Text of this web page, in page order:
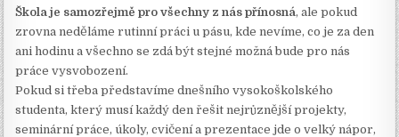
Škola je samozřejmě pro všechny z nás přínosná, ale pokud
zrovna neděláme rutinní práci u pásu, kde nevíme, co je za den
ani hodinu a všechno se zdá být stejné možná bude pro nás
práce vysvobození.
Pokud si třeba představíme dnešního vysokoškolského
studenta, který musí každý den řešit nejrůznější projekty,
seminární práce, úkoly, cvičení a prezentace jde o velký nápor,